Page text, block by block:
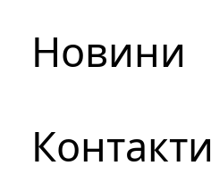
Новини
Контакти